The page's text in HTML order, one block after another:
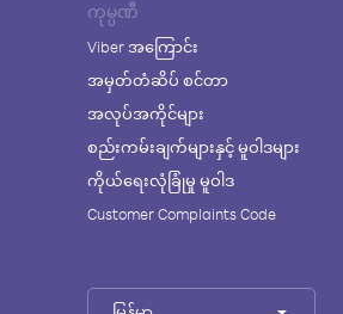
ကုမ္ပဏီ
Viber အကြောင်း
အမှတ်တံဆိပ် စင်တာ
အလုပ်အကိုင်များ
စည်းကမ်းချက်များနှင့် မူဝါဒများ
ကိုယ်ရေးလုံခြုံမှု မူဝါဒ
Customer Complaints Code